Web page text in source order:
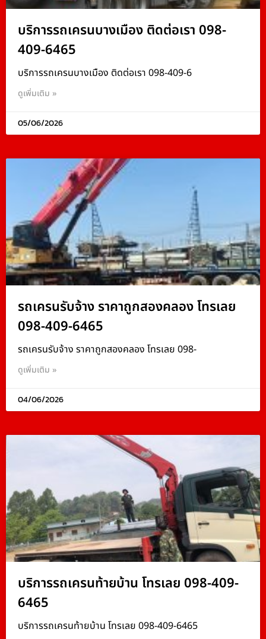
บริการรถเครนบางเมือง ติดต่อเรา 098-
409-6465
บริการรถเครนบางเมือง ติดต่อเรา 098-409-6
ดูเพิ่มเติม »
05/06/2026
รถเครนรับจ้าง ราคาถูกสองคลอง โทรเลย
098-409-6465
รถเครนรับจ้าง ราคาถูกสองคลอง โทรเลย 098-
ดูเพิ่มเติม »
04/06/2026
บริการรถเครนท้ายบ้าน โทรเลย 098-409-
6465
บริการรถเครนท้ายบ้าน โทรเลย 098-409-6465